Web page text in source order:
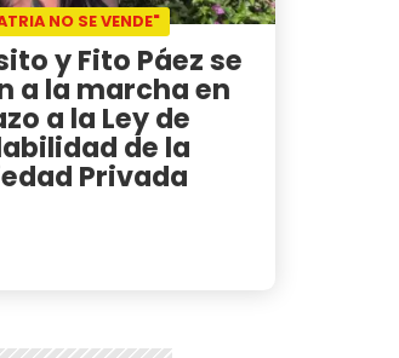
NO SE VENDE"
y Fito Páez se
a la marcha en
a la Ley de
de la
Privada